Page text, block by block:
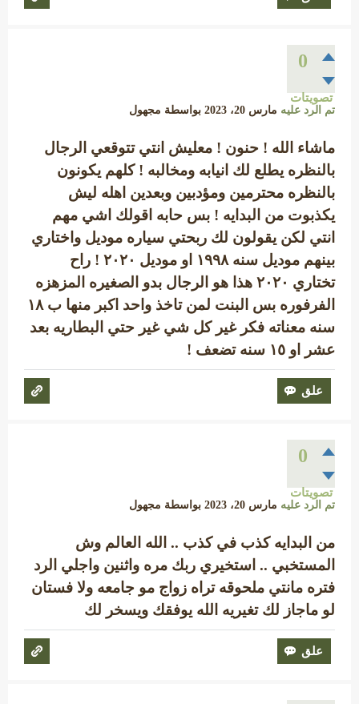
0
تصويتات
تم الرد عليه مارس 20، 2023 بواسطة مجهول
ماشاء الله ! حنون ! معليش انتي تتوقعي الرجال
بالنظره يطلع لك انيابه ومخالبه ! كلهم يكونون
بالنظره محترمين ومؤدبين وبعدين اهله ليش
يكذبوت من البدايه ! بس حابه اقولك اشي مهم
انتي لكن يقولون لك ربحتي سياره موديل واختاري
بينهم موديل سنه ١٩٩٨ او موديل ٢٠٢٠ ! راح
تختاري ٢٠٢٠ هذا هو الرجال بدو الصغيره المزهزه
الفرفوره بس البنت لمن تاخذ واحد اكبر منها ب ١٨
سنه معناته فكر غير كل شي غير حتي البطاريه بعد
عشر او ١٥ سنه تضعف !
0
تصويتات
تم الرد عليه مارس 20، 2023 بواسطة مجهول
من البدايه كذب في كذب .. الله العالم وش
المستخبي .. استخيري ربك مره واثنين واجلي الرد
فتره مانتي ملحوقه تراه زواج مو جامعه ولا فستان
لو ماجاز لك تغيريه الله يوفقك ويسخر لك